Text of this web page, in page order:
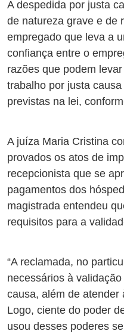
A despedida por justa
de natureza grave e de
empregado que leva a
confiança entre o
razões que podem
trabalho por justa
previstas na lei,
A juíza Maria Cristina
provados os atos de
recepcionista que se
pagamentos dos
magistrada entendeu
requisitos para a
“A reclamada, no
necessários à
causa, além de atender
Logo, ciente do poder
usou desses poderes